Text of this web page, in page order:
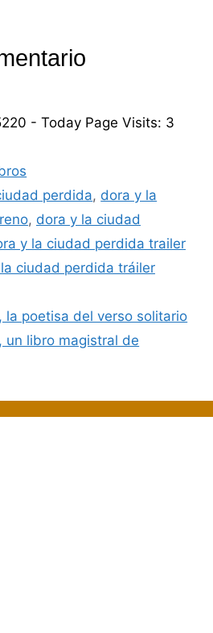
- Today Page Visits: 3
perdida, dora y la
, dora y la ciudad
y la ciudad perdida trailer
ciudad perdida tráiler
la poetisa del verso solitario
un libro magistral de